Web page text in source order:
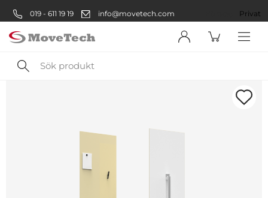
019 - 611 19 19 info@movetech.com Privat
Sök
produkt
handla: